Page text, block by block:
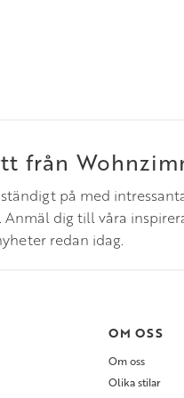
från
på med
Anmäl dig till våra
redan idag.
OM OSS
Om oss
Olika stilar